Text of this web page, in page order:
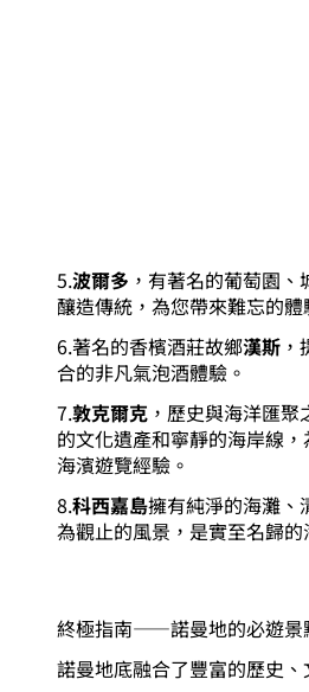
5.波爾多 ，有著名的葡萄園
釀造傳統，為您帶來難忘的體
6.著名的香檳酒莊故鄉漢斯
合的非凡氣泡酒體驗。
7.敦克爾克 ，歷史與海洋匯
的文化遺產和寧靜的海岸線
海濱遊覽經驗。
8.科西嘉島擁有純淨的海灘、
為觀止的風景，是實至名歸的
終極指南——諾曼地的必遊景
諾曼地底融合了豐富的歷史、